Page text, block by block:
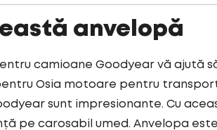
anvelopă
camioane Goodyear vă ajută
Osia motoare pentru
sunt impresionante. Cu
pe carosabil umed. Anvelopa